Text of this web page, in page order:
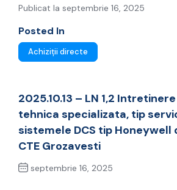
Publicat la septembrie 16, 2025
Posted In
Achiziții directe
2025.10.13 – LN 1,2
tehnica specializata, tip
sistemele DCS tip Honeywell
CTE Grozavesti
septembrie 16, 2025